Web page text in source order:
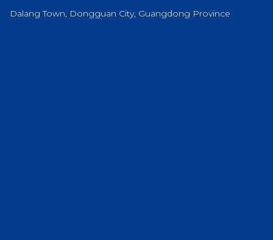
Dalang Town, Dongguan City, Guangdong Province